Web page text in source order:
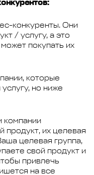
конкуренты. Они
/ услугу, а это
покупать их
которые
но ниже
компании
продукт, их целевая
целевая группа,
свой продукт и
привлечь
на все